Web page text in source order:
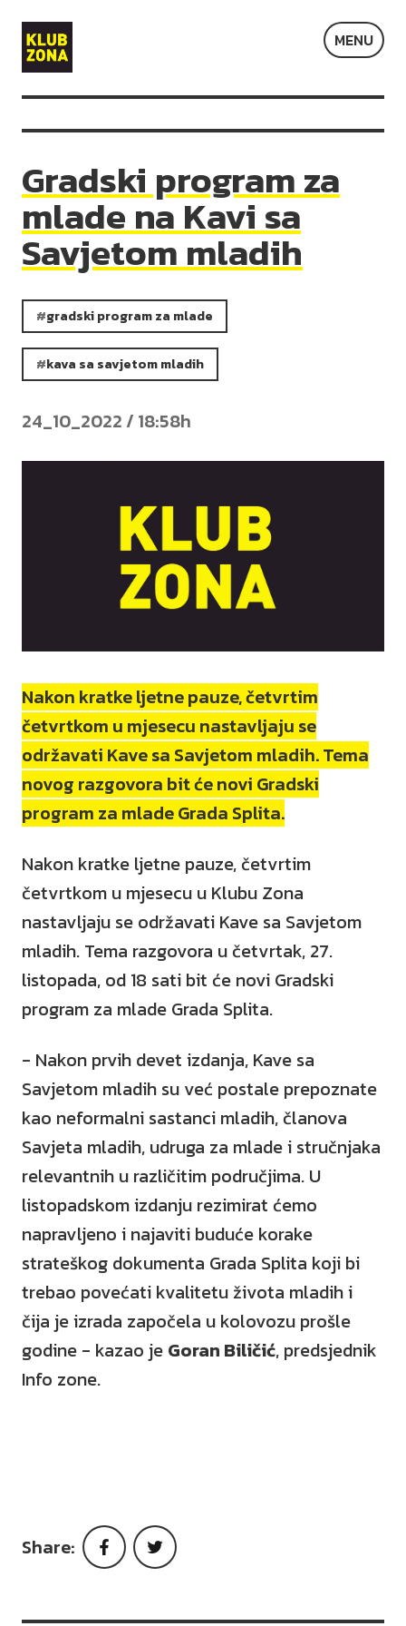
Klub
Zona
MENU
Gradski program za
mlade na Kavi sa
Savjetom mladih
gradski program za mlade
kava sa savjetom mladih
24_10_2022 / 18:58h
Nakon kratke ljetne pauze, četvrtim
četvrtkom u mjesecu nastavljaju se
održavati Kave sa Savjetom mladih. Tema
novog razgovora bit će novi Gradski
program za mlade Grada Splita.
Nakon kratke ljetne pauze, četvrtim
četvrtkom u mjesecu u Klubu Zona
nastavljaju se održavati Kave sa Savjetom
mladih. Tema razgovora u četvrtak, 27.
listopada, od 18 sati bit će novi Gradski
program za mlade Grada Splita.
- Nakon prvih devet izdanja, Kave sa
Savjetom mladih su već postale prepoznate
kao neformalni sastanci mladih, članova
Savjeta mladih, udruga za mlade i stručnjaka
relevantnih u različitim područjima. U
listopadskom izdanju rezimirat ćemo
napravljeno i najaviti buduće korake
strateškog dokumenta Grada Splita koji bi
trebao povećati kvalitetu života mladih i
čija je izrada započela u kolovozu prošle
godine - kazao je Goran Biličić, predsjednik
Info zone.
Share: Facebook